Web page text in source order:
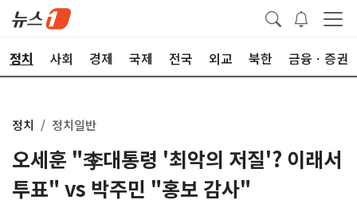
정치 사회 경제 국제 전국 외교 북한 금융ㆍ증권
정치 정치일반
오세훈 "李대통령 '최악의 저질'? 이래서
투표" vs 박주민 "홍보 감사"